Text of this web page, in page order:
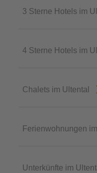
3 Sterne Hotels im
4 Sterne Hotels im
Chalets im Ultental
Ferienwohnungen
Unterkünfte im